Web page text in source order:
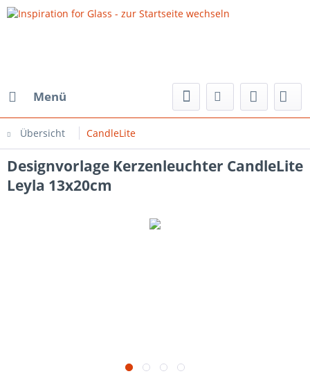
Menü
Übersicht CandleLite
Designvorlage Kerzenleuchter CandleLite
Leyla 13x20cm